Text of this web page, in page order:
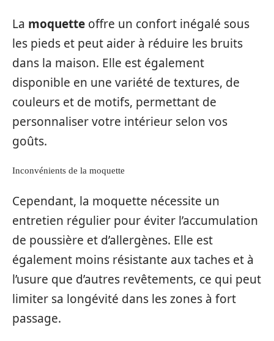
La moquette offre un confort inégalé sous
les pieds et peut aider à réduire les bruits
dans la maison. Elle est également
disponible en une variété de textures, de
couleurs et de motifs, permettant de
personnaliser votre intérieur selon vos
goûts.
Inconvénients de la moquette
Cependant, la moquette nécessite un
entretien régulier pour éviter l’accumulation
de poussière et d’allergènes. Elle est
également moins résistante aux taches et à
l’usure que d’autres revêtements, ce qui peut
limiter sa longévité dans les zones à fort
passage.